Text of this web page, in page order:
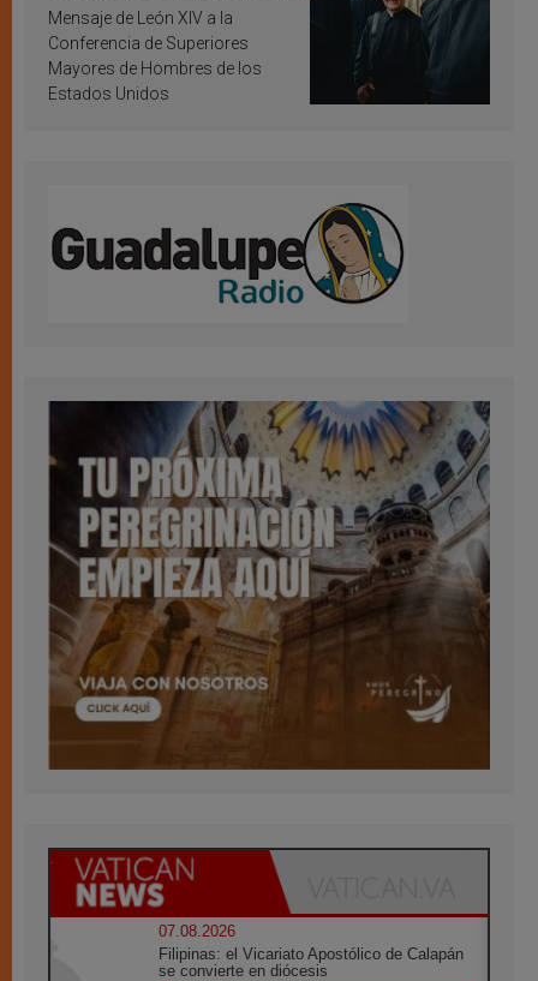
inspiración y santificación
Mensaje de León XIV a la
Conferencia de Superiores
Mayores de Hombres de los
Estados Unidos
07.08.2026
Filipinas: el Vicariato Apostólico de Calapán
se convierte en diócesis